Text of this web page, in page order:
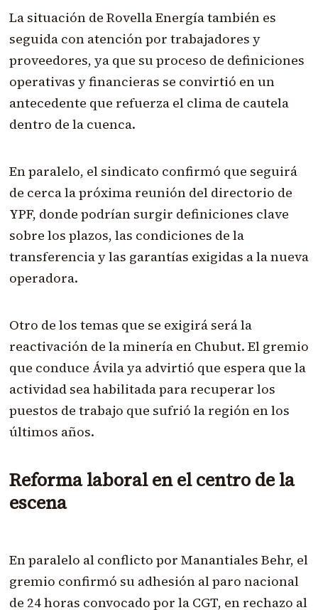
La situación de Rovella Energía también es
seguida con atención por trabajadores y
proveedores, ya que su proceso de definiciones
operativas y financieras se convirtió en un
antecedente que refuerza el clima de cautela
dentro de la cuenca.
En paralelo, el sindicato confirmó que seguirá
de cerca la próxima reunión del directorio de
YPF, donde podrían surgir definiciones clave
sobre los plazos, las condiciones de la
transferencia y las garantías exigidas a la nueva
operadora.
Otro de los temas que se exigirá será la
reactivación de la minería en Chubut. El gremio
que conduce Ávila ya advirtió que espera que la
actividad sea habilitada para recuperar los
puestos de trabajo que sufrió la región en los
últimos años.
Reforma laboral en el centro de la
escena
En paralelo al conflicto por Manantiales Behr, el
gremio confirmó su adhesión al paro nacional
de 24 horas convocado por la CGT, en rechazo al